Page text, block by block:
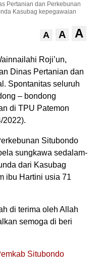
Pertanian dan Perkebunan
Kasubag kepegawaian
A A A
Roji’un,
Dinas Pertanian dan
Spontanitas seluruh
– bondong
di TPU Patemon
2022).
Situbondo
sungkawa sedalam-
dari Kasubag
ibu Hartini usia 71
di terima oleh Allah
semoga di beri
Situbondo